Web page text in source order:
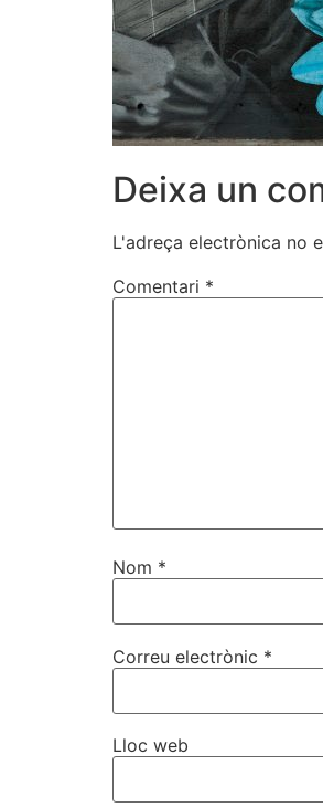
Deixa un
L'adreça electrònica no
Comentari *
Nom *
Correu electrònic *
Lloc web